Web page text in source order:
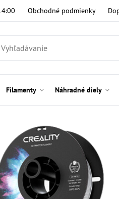
Obchodné podmienky
Filamenty Náhradné diely